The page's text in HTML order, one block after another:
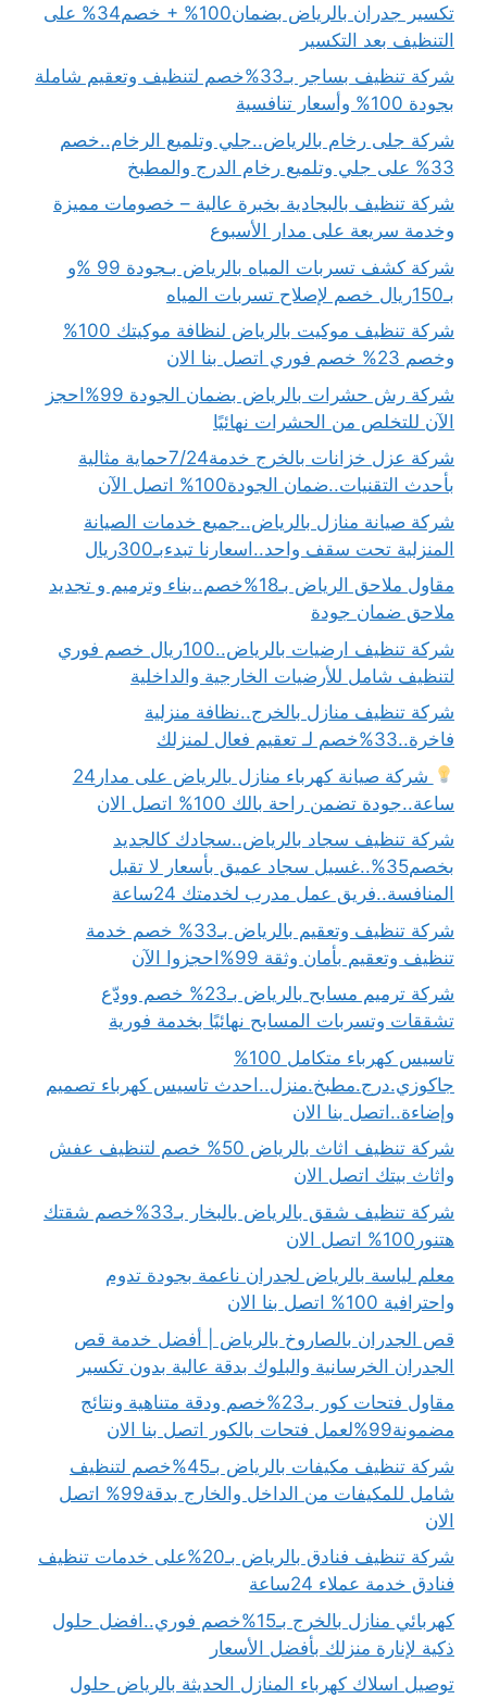
تكسير جدران بالرياض بضمان100% + خصم34% على
التنظيف بعد التكسير
شركة تنظيف بساجر بـ33%خصم لتنظيف وتعقيم شاملة
بجودة 100% وأسعار تنافسية
شركة جلى رخام بالرياض..جلي وتلميع الرخام..خصم
33% على جلي وتلميع رخام الدرج والمطبخ
شركة تنظيف بالبجادية بخبرة عالية – خصومات مميزة
وخدمة سريعة على مدار الأسبوع
شركة كشف تسربات المياه بالرياض بـجودة 99 %و
بـ150ريال خصم لإصلاح تسربات المياه
شركة تنظيف موكيت بالرياض لنظافة موكيتك 100%
وخصم 23% خصم فوري اتصل بنا الان
شركة رش حشرات بالرياض بضمان الجودة 99%احجز
الآن للتخلص من الحشرات نهائيًا
شركة عزل خزانات بالخرج خدمة7/24حماية مثالية
بأحدث التقنيات..ضمان الجودة100% اتصل الآن
شركة صيانة منازل بالرياض..جميع خدمات الصيانة
المنزلية تحت سقف واحد..اسعارنا تبدءبـ300ريال
مقاول ملاحق الرياض بـ18%خصم..بناء وترميم و تجديد
ملاحق ضمان جودة
شركة تنظيف ارضيات بالرياض..100ريال خصم فوري
لتنظيف شامل للأرضيات الخارجية والداخلية
شركة تنظيف منازل بالخرج..نظافة منزلية
فاخرة..33%خصم لـ تعقيم فعال لمنزلك
شركة صيانة كهرباء منازل بالرياض على مدار24
ساعة..جودة تضمن راحة بالك 100% اتصل الان
شركة تنظيف سجاد بالرياض..سجادك كالجديد
بخصم35%..غسيل سجاد عميق بأسعار لا تقبل
المنافسة..فريق عمل مدرب لخدمتك 24ساعة
شركة تنظيف وتعقيم بالرياض بـ33% خصم خدمة
تنظيف وتعقيم بأمان وثقة 99%احجزوا الآن
شركة ترميم مسابح بالرياض بـ23% خصم وودّع
تشققات وتسربات المسابح نهائيًا بخدمة فورية
تاسيس كهرباء متكامل 100%
جاكوزي.درج.مطبخ.منزل..احدث تاسيس كهرباء تصميم
وإضاءة..اتصل بنا الان
شركة تنظيف اثاث بالرياض 50% خصم لتنظيف عفش
واثاث بيتك اتصل الان
شركة تنظيف شقق بالرياض بالبخار بـ33%خصم شقتك
هتنور100% اتصل الان
معلم لياسة بالرياض لجدران ناعمة بجودة تدوم
واحترافية 100% اتصل بنا الان
قص الجدران بالصاروخ بالرياض | أفضل خدمة قص
الجدران الخرسانية والبلوك بدقة عالية بدون تكسير
مقاول فتحات كور بـ23%خصم ودقة متناهية ونتائج
مضمونة99%لعمل فتحات بالكور اتصل بنا الان
شركة تنظيف مكيفات بالرياض بـ45%خصم لتنظيف
شامل للمكيفات من الداخل والخارج بدقة99% اتصل
الان
شركة تنظيف فنادق بالرياض بـ20%على خدمات تنظيف
فنادق خدمة عملاء 24ساعة
كهربائي منازل بالخرج بـ15%خصم فوري..افضل حلول
ذكية لإنارة منزلك بأفضل الأسعار
توصيل اسلاك كهرباء المنازل الحديثة بالرياض حلول